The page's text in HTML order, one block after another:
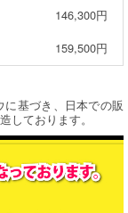
146,300円
159,500円
基づき、日本での販
しております。